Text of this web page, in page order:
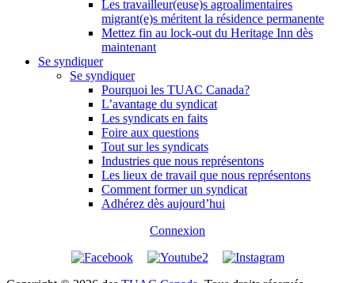
Les travailleur(euse)s agroalimentaires
migrant(e)s méritent la résidence permanente
Mettez fin au lock-out du Heritage Inn dès
maintenant
Se syndiquer
Se syndiquer
Pourquoi les TUAC Canada?
L’avantage du syndicat
Les syndicats en faits
Foire aux questions
Tout sur les syndicats
Industries que nous représentons
Les lieux de travail que nous représentons
Comment former un syndicat
Adhérez dès aujourd’hui
Connexion